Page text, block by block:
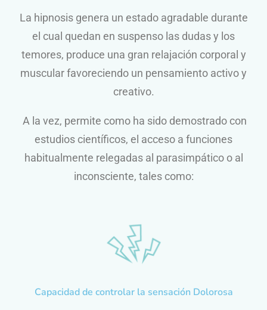
La hipnosis genera un estado agradable durante
el cual quedan en suspenso las dudas y los
temores, produce una gran relajación corporal y
muscular favoreciendo un pensamiento activo y
creativo.
A la vez, permite como ha sido demostrado con
estudios científicos, el acceso a funciones
habitualmente relegadas al parasimpático o al
inconsciente, tales como:
Capacidad de controlar la sensación Dolorosa